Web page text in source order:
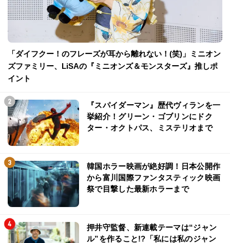
「ダイフクー！のフレーズが耳から離れない！(笑)」ミニオン
ズファミリー、LiSAの『ミニオンズ＆モンスターズ』推しポ
イント
『スパイダーマン』歴代ヴィランを一
挙紹介！グリーン・ゴブリンにドク
ター・オクトパス、ミステリオまで
韓国ホラー映画が絶好調！日本公開作
から富川国際ファンタスティック映画
祭で目撃した最新ホラーまで
押井守監督、新連載テーマは“ジャン
ル”を作ること!?「私には私のジャン